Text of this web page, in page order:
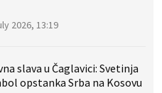
2026, 13:19
slava u Čaglavici: Svetinja
opstanka Srba na Kosovu